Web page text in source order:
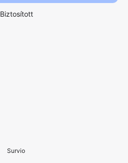
Biztosított
Survio